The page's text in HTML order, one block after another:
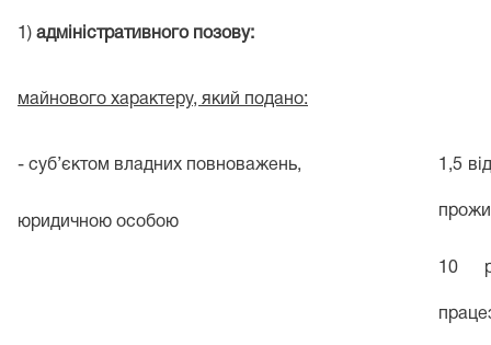
1) адміністративного позову:
майнового характеру, який подано:
- суб’єктом владних повноважень,
юридичною особою
1,5
10